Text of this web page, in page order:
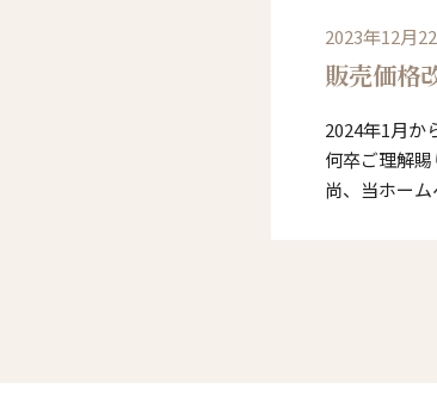
2023年12月
販売価格
2024年1月か
何卒ご理解賜
尚、当ホー